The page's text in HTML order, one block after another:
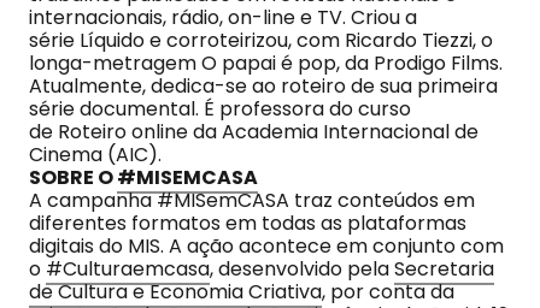
internacionais, rádio, on-line e TV. Criou a
série Líquido e corroteirizou, com Ricardo Tiezzi, o
longa-metragem O papai é pop, da Prodigo Films.
Atualmente, dedica-se ao roteiro de sua primeira
série documental. É professora do curso
de Roteiro online da Academia Internacional de
Cinema (AIC).
SOBRE O#MISEMCASA
A campanha #MISemCASA traz conteúdos em
diferentes formatos em todas as plataformas
digitais do MIS. A ação acontece em conjunto com
o #Culturaemcasa, desenvolvido pelaSecretaria
de Cultura e Economia Criativa, por conta da